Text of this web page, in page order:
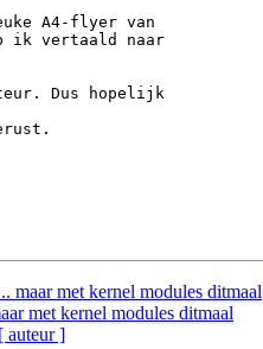
A4-flyer van
ik vertaald naar
Dus hopelijk
maar met kernel modules ditmaal
met kernel modules ditmaal
[ auteur ]